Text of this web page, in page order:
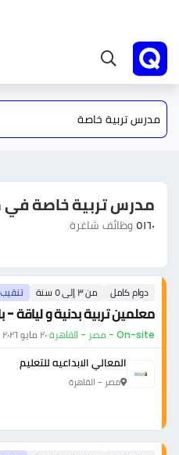
مدرس تربية خاصة
٥١٦٠ وظائف شاغرة
دوام كامل من ٣ إلى ٥ سنة
معلمين تربية بدنية و لياقة
On-site - مصر - القاهرة ·٢٠ مايو ٢٠٢٦
المعالي الابداعيه للتعليم
مصر - القاهرة